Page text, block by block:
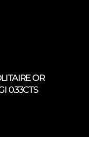
OR
0.33CTS